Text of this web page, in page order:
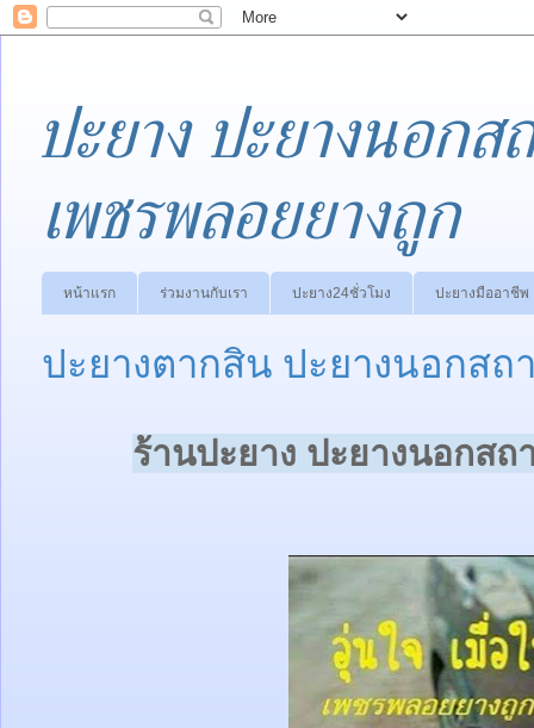
ปะยาง ปะยางนอก
เพชรพลอยยางถูก
หน้าแรก ร่วมงานกับเรา ปะยาง24ชั่วโมง ปะยางมืออาชีพ
ปะยางตากสิน ปะยางนอกสถ
ร้านปะยาง ปะยางนอกสถ